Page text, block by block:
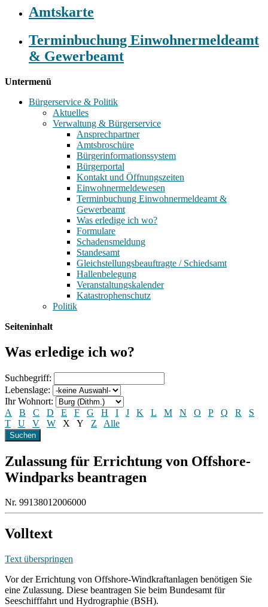
Amtskarte
Terminbuchung Einwohnermeldeamt
& Gewerbeamt
Untermenü
Bürgerservice & Politik
Aktuelles
Verwaltung & Bürgerservice
Ansprechpartner
Amtsbroschüre
Bürgerinformationssystem
Bürgerportal
Kontakt und Öffnungszeiten
Einwohnermeldewesen
Terminbuchung Einwohnermeldeamt &
Gewerbeamt
Was erledige ich wo?
Formulare
Schadensmeldung
Standesamt
Gleichstellungsbeauftragte / Schiedsamt
Hallenbelegung
Veranstaltungskalender
Katastrophenschutz
Politik
Seiteninhalt
Was erledige ich wo?
Suchbegriff:
Lebenslage:
Ihr Wohnort:
A
B C D E F G H I J K L M N O P Q R
S
T
U V W X Y Z Alle
Zulassung für Errichtung von Offshore-
Windparks beantragen
Nr. 99138012006000
Volltext
Text überspringen
Vor der Errichtung von Offshore-Windkraftanlagen benötigen Sie
eine Zulassung. Diese beantragen Sie beim Bundesamt für
Seeschifffahrt und Hydrographie (BSH).